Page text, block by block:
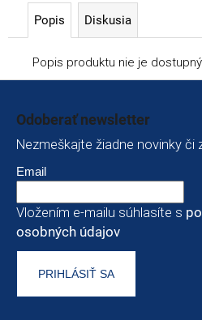
Popis Diskusia
Popis produktu nie je dostupný
Odoberať newsletter
Nezmeškajte žiadne novinky či
Email
Vložením e-mailu súhlasíte s
osobných údajov
PRIHLÁSIŤ SA